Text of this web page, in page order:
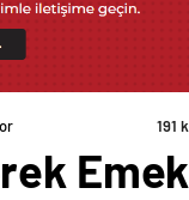
191